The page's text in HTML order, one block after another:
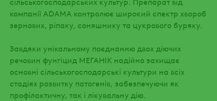
компанії ADAMA контролює широкий спектр хвороб
зернових, ріпаку, соняшнику та цукрового буряку.
Завдяки унікальному поєднанню двох діючих
речовин фунгіцид МЕГАНІК надійно захищає
основні сільськогосподарські культури на всіх
стадіях розвитку патогенів, забезпечуючи як
профілактичну, так і лікувальну дію.